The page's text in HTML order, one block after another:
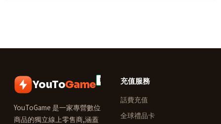
YouToGame
YouToGame 是一家專營數位
商品的獨立線上零售商,涵蓋
充值服務
話費充值
全球禮品卡